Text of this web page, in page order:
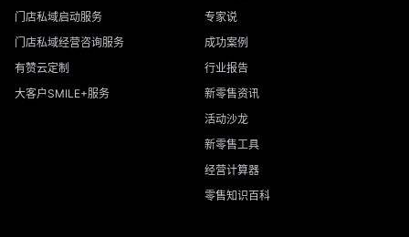
门店私域启动服务
门店私域经营咨询服务
有赞云定制
大客户SMILE+服务
专家说
成功案例
行业报告
新零售资讯
活动沙龙
新零售工具
经营计算器
零售知识百科